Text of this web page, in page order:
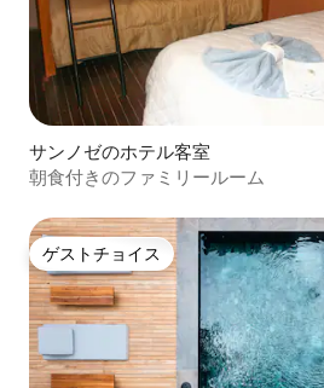
サンノゼのホテル客室
朝食付きのファミリールーム
ゲストチョイス
ゲストチョイス